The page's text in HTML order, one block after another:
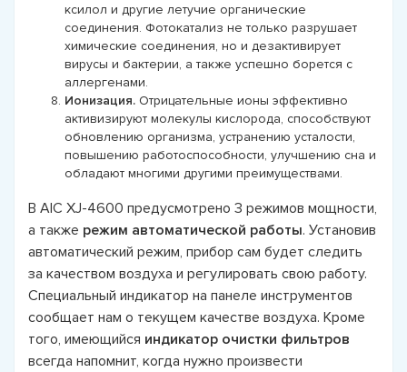
ксилол и другие летучие органические
соединения. Фотокатализ не только разрушает
химические соединения, но и дезактивирует
вирусы и бактерии, а также успешно борется с
аллергенами.
Ионизация. Отрицательные ионы эффективно
активизируют молекулы кислорода, способствуют
обновлению организма, устранению усталости,
повышению работоспособности, улучшению сна и
обладают многими другими преимуществами.
В AIC XJ-4600 предусмотрено 3 режимов мощности,
а также режим автоматической работы. Установив
автоматический режим, прибор сам будет следить
за качеством воздуха и регулировать свою работу.
Cпециальный индикатор на панеле инструментов
сообщает нам о текущем качестве воздуха. Кроме
того, имеющийся индикатор очистки фильтров
всегда напомнит, когда нужно произвести